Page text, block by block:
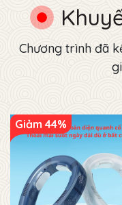
Chương trình đã
Giảm 44%